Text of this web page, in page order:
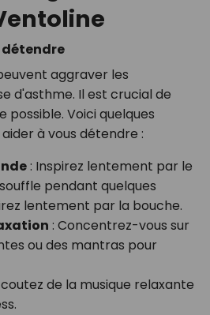
détendre
aggraver les
d'asthme. Il est crucial de
possible. Voici quelques
à vous détendre :
: Inspirez lentement par le
pendant quelques
lentement par la bouche.
: Concentrez-vous sur
ou des mantras pour
de la musique relaxante